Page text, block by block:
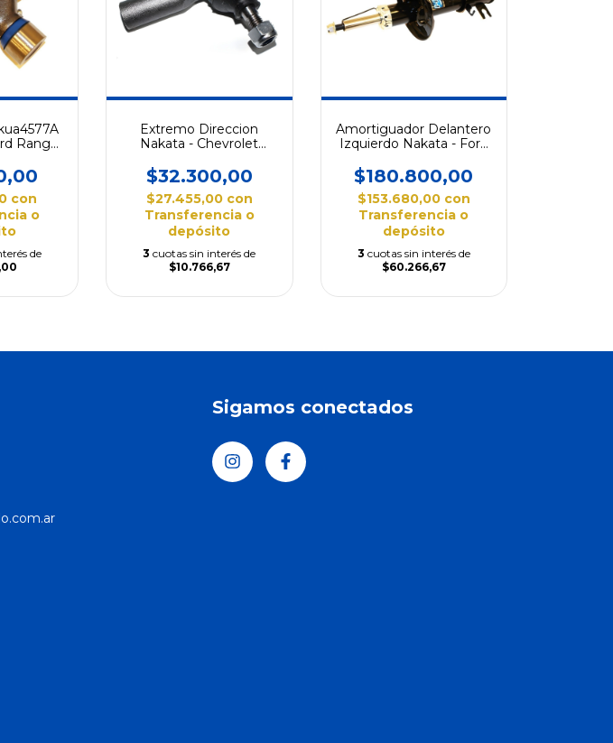
Ranger
con
o
de
Extremo Direccion
Nakata - Chevrolet
$32.300,00
$27.455,00 con
Transferencia o
depósito
3 cuotas sin interés de
$10.766,67
Amortiguador Delantero
Izquierdo Nakata - Ford
$180.800,00
$153.680,00 con
Transferencia o
depósito
3 cuotas sin interés de
$60.266,67
Sigamos conectados